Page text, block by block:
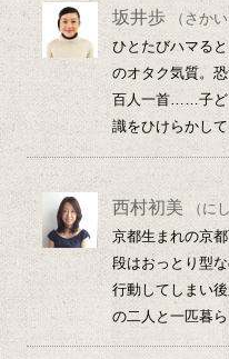
坂井歩
（さか
ひとたびハマる
のオタク気質。
百人一首……子ど
識をひけらかして
西村初美
（に
京都生まれの京
段はおっとり型
行動してしまい
の二人と一匹暮ら